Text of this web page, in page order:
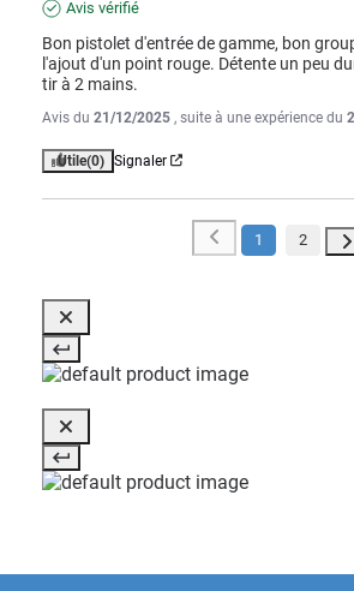
Avis vérifié
Bon pistolet d'entrée de gamme, bon
l'ajout d'un point rouge. Détente un peu
tir à 2 mains.
Avis du 21/12/2025 , suite à une expérience du
Utile(0) Signaler
1 2